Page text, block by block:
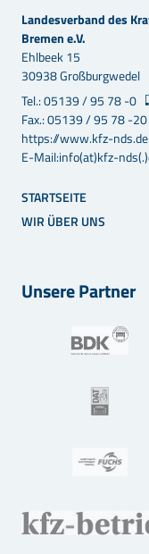
Landesverband des
Bremen e.V.
Ehlbeek 15
30938 Großburgwedel
Tel.: 05139 / 95 78 -0
Fax.: 05139 / 95 78 -20
https://www.kfz-nds.de
E-Mail:info(at)kfz-
STARTSEITE
WIR ÜBER UNS
Unsere Partner